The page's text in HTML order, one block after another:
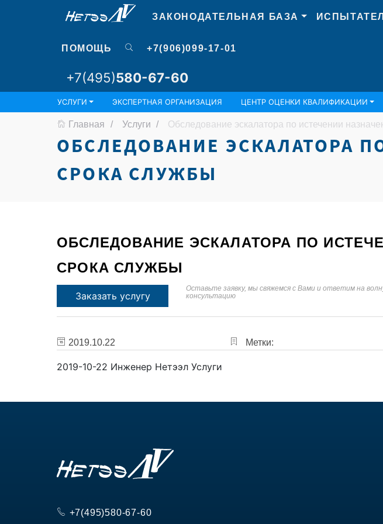
ЗАКОНОДАТЕЛЬНАЯ БАЗА
ПОМОЩЬ +7(906)099-17-01
+7(495)580-67-60
УСЛУГИ ЭКСПЕРТНАЯ ОРГАНИЗАЦИЯ ЦЕНТР ОЦЕНКИ КВАЛИФИКАЦИИ
Главная Услуги Обследование эскалатора по истечении
ОБСЛЕДОВАНИЕ ЭСКАЛАТОРА
СРОКА СЛУЖБЫ
ОБСЛЕДОВАНИЕ ЭСКАЛАТОРА ПО
СРОКА СЛУЖБЫ
Заказать услугу
Оставьте заявку, мы свяжемся с Вами и ответим на
консультацию
2019.10.22 Метки:
2019-10-22 Инженер Нетээл Услуги
+7(495)580-67-60